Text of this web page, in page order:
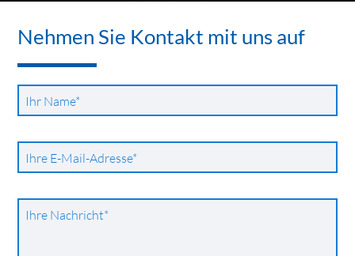
Nehmen Sie Kontakt mit uns auf
Pflichtfeld
Ihr Name*
Pflichtfeld
Ihre E-Mail-Adresse*
Pflichtfeld
Ihre Nachricht*